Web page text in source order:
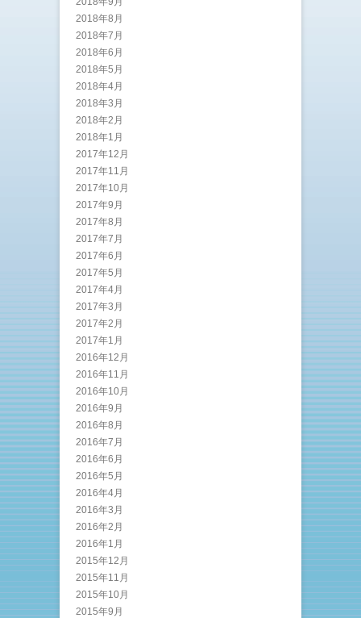
2018年8月
2018年7月
2018年6月
2018年5月
2018年4月
2018年3月
2018年2月
2018年1月
2017年12月
2017年11月
2017年10月
2017年9月
2017年8月
2017年7月
2017年6月
2017年5月
2017年4月
2017年3月
2017年2月
2017年1月
2016年12月
2016年11月
2016年10月
2016年9月
2016年8月
2016年7月
2016年6月
2016年5月
2016年4月
2016年3月
2016年2月
2016年1月
2015年12月
2015年11月
2015年10月
2015年9月